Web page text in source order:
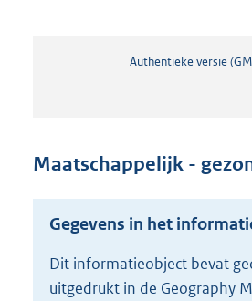
Authentieke versie
Maatschappelijk -
Gegevens in het
Dit informatieobject bevat
uitgedrukt in de Geography